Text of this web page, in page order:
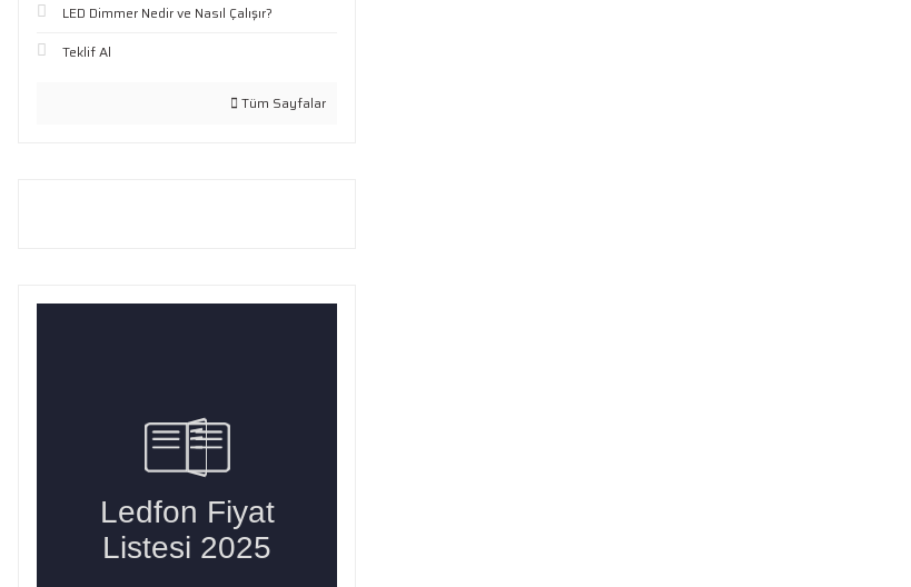
LED Dimmer Nedir ve Nasıl Çalışır?
Teklif Al
Tüm Sayfalar